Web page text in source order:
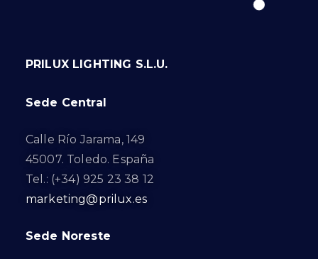
PRILUX LIGHTING S.L.U.
Sede Central
Calle Río Jarama, 149
45007. Toledo. España
Tel.: (+34) 925 23 38 12
marketing@prilux.es
Sede Noreste